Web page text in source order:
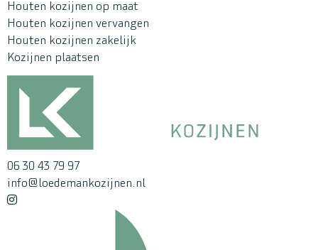
Houten kozijnen op maat
Houten kozijnen vervangen
Houten kozijnen zakelijk
Kozijnen plaatsen
06 30 43 79 97
info@loedemankozijnen.nl